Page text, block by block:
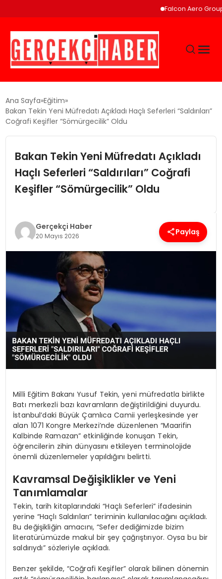
Falcon Aero Group,
GÜNCEL
EĞITIM
EKONOMI
MAGAZIN
TEKNOLOJI
YAŞAM
Ana Sayfa Eğitim
Bakan Tekin Yeni Müfredatı Açıkladı Haçlı Seferleri “Saldırıları”
Coğrafi Keşifler “Sömürgecilik” Oldu
Bakan Tekin Yeni Müfredatı Açıkladı
Haçlı Seferleri “Saldırıları” Coğrafi
Keşifler “Sömürgecilik” Oldu
Gerçekçi Haber
20 Mayıs 2026 Paylaş
Milli Eğitim Bakanı Yusuf Tekin, yeni müfredatla birlikte
Batı merkezli bazı kavramların değiştirildiğini duyurdu.
İstanbul’daki Büyük Çamlıca Camii yerleşkesinde yer
alan 1071 Kongre Merkezi’nde düzenlenen “Maarifin
Kalbinde Ramazan” etkinliğinde konuşan Tekin,
öğrencilerin zihin dünyasını etkileyen terminolojide
önemli düzenlemeler yapıldığını belirtti.
Kavramsal Değişiklikler ve Yeni
Tanımlamalar
Tekin, tarih kitaplarındaki “Haçlı Seferleri” ifadesinin
yerine “Haçlı Saldırıları” teriminin kullanılacağını açıkladı.
Bu değişikliğin amacını, “Sefer dediğimizde bizim
literatürümüzde makul bir şey çağrıştırıyor. Oysa bu bir
saldırıydı” sözleriyle açıkladı.
Benzer şekilde, “Coğrafi Keşifler” olarak bilinen dönemin